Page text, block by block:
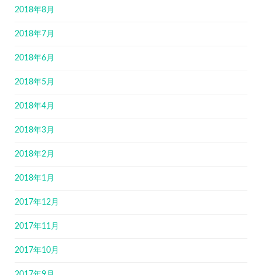
2018年8月
2018年7月
2018年6月
2018年5月
2018年4月
2018年3月
2018年2月
2018年1月
2017年12月
2017年11月
2017年10月